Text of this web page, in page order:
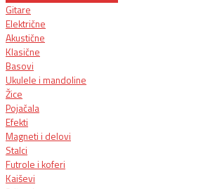
Gitare
Električne
Akustične
Klasične
Basovi
Ukulele i mandoline
Žice
Pojačala
Efekti
Magneti i delovi
Stalci
Futrole i koferi
Kaiševi